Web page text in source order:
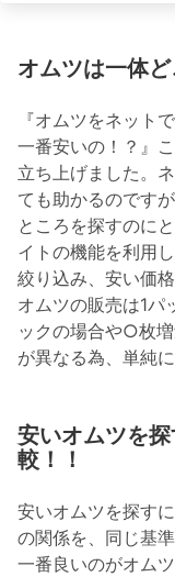
オムツは一体
『オムツをネット
一番安いの！？』
立ち上げました。
ても助かるのです
ところを探すのに
イトの機能を利用
絞り込み、安い価
オムツの販売は1パ
ックの場合や○枚
が異なる為、単純
安いオムツを
較！！
安いオムツを探す
の関係を、同じ基
一番良いのがオム